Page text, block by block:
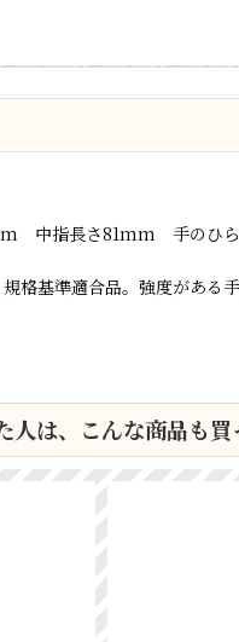
中指長さ81mm 手のひ
格基準適合品。強度がある手
人は、こんな商品も